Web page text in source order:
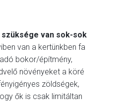
van sok-sok
van a kertünkben fa
bokor/építmény,
növényeket a köré
zöldségek,
ők is csak limitáltan